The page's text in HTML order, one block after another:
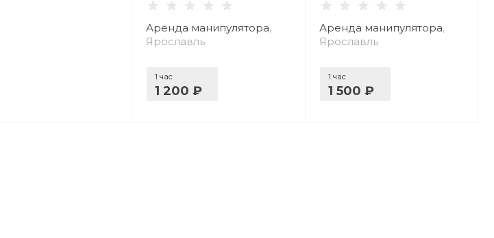
Аренда манипулятора,
Ярославль
1 час
1 200 ₽
Аренда манипулятора,
Ярославль
1 час
1 500 ₽